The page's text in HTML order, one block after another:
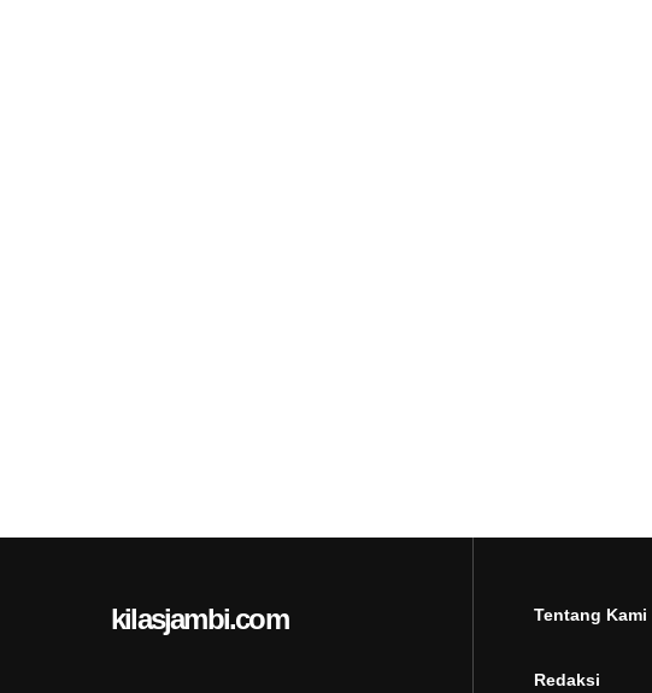
kilasjambi.com Tentang Kami
Redaksi